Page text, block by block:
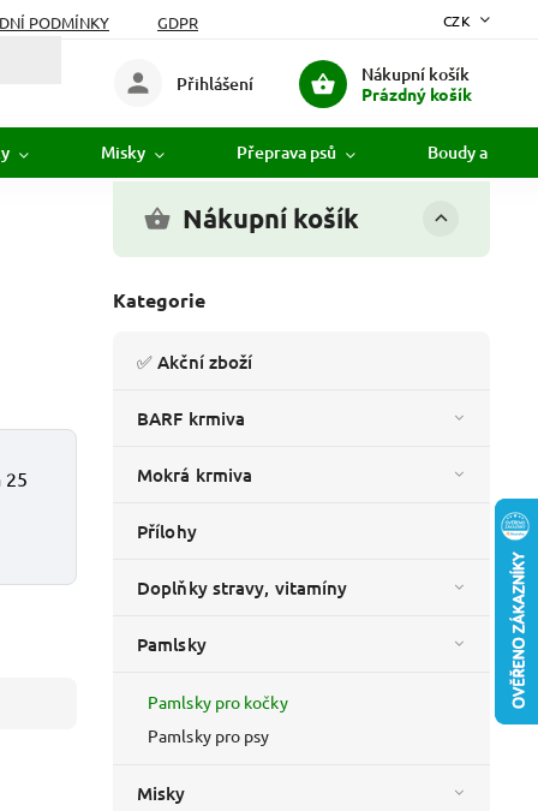
PODMÍNKY GDPR CZK
Nákupní košík
Prázdný košík
Přihlášení
Misky Přeprava psů Boudy a
Nákupní košík
Kategorie
✅ Akční zboží
BARF krmiva
Mokrá krmiva
Přílohy
Doplňky stravy, vitamíny
Pamlsky
Pamlsky pro kočky
Pamlsky pro psy
Misky
25